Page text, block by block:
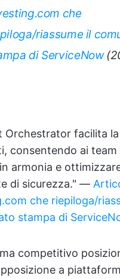
che
riassume il
di ServiceNow
Orchestrator facilita
consentendo ai team
armonia e
di sicurezza." —
che riepiloga/
stampa di
competitivo
a